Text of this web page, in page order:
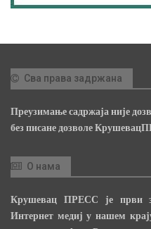
Сва права задржана
Преузимање садржаја није
без писане дозволе
О нама
Крушевац ПРЕСС је први
Интернет медиј у нашем